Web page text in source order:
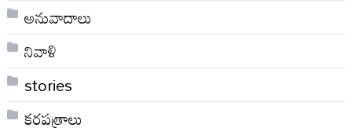
అనువాదాలు
నివాళి
stories
కరపత్రాలు